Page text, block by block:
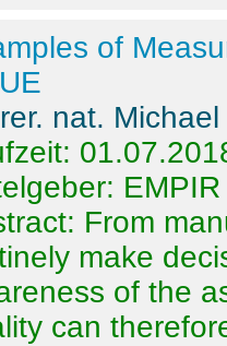
of
nat.
From
make
of the
can